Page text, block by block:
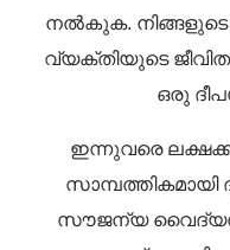
നൽകുക. നിങ്ങളുടെ
വ്യക്തിയുടെ
ഒരു
ഇന്നുവരെ
സൗജന്യ